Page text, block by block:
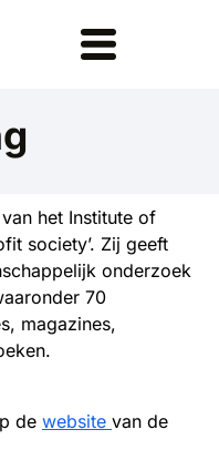
het Institute of
society’. Zij geeft
onderzoek
70
magazines,
de website van de